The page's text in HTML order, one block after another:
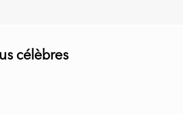
célèbres